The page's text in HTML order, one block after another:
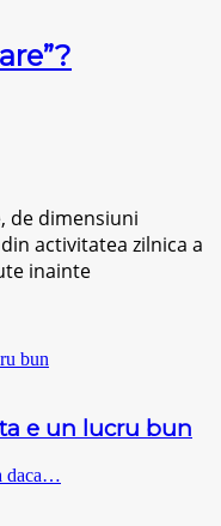
de dimensiuni
activitatea zilnica a
inainte
e un lucru bun